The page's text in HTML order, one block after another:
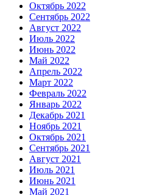
Октябрь 2022
Сентябрь 2022
Август 2022
Июль 2022
Июнь 2022
Май 2022
Апрель 2022
Март 2022
Февраль 2022
Январь 2022
Декабрь 2021
Ноябрь 2021
Октябрь 2021
Сентябрь 2021
Август 2021
Июль 2021
Июнь 2021
Май 2021